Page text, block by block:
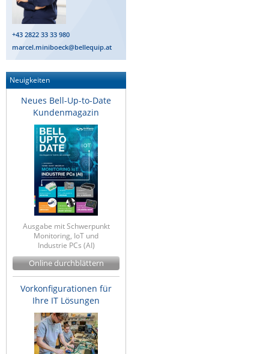
+43 2822 33 33 980
marcel.miniboeck@bellequip.at
Neuigkeiten
Neues Bell-Up-to-Date
Kundenmagazin
Ausgabe mit Schwerpunkt
Monitoring, IoT und
Industrie PCs (AI)
Online durchblättern
Vorkonfigurationen für
Ihre IT Lösungen